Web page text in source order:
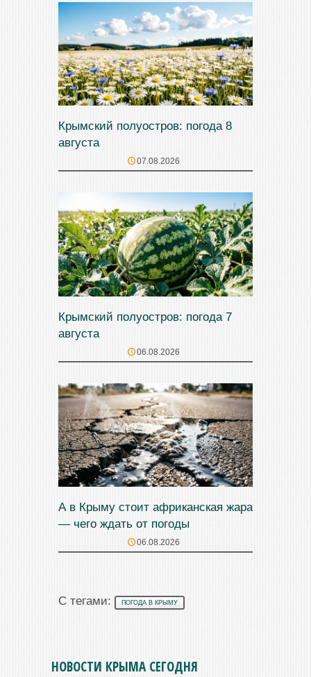
Крымский полуостров: погода 8
августа
07.08.2026
Крымский полуостров: погода 7
августа
06.08.2026
А в Крыму стоит африканская жара
— чего ждать от погоды
06.08.2026
С тегами: ПОГОДА В КРЫМУ
НОВОСТИ КРЫМА СЕГОДНЯ